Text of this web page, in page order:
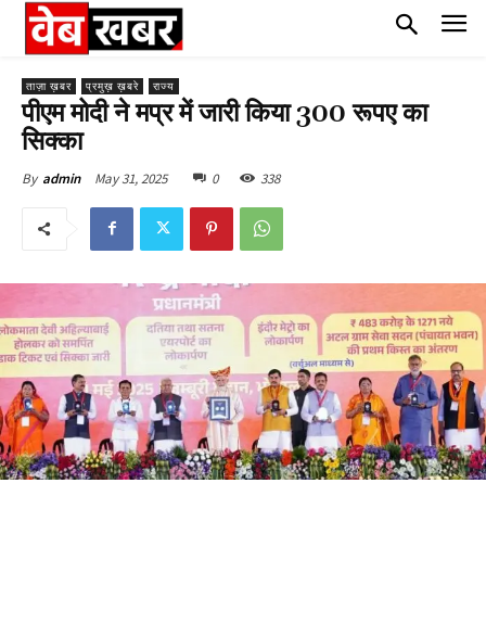
ताज़ा ख़बर प्रमुख़ ख़बरे राज्य
पीएम मोदी ने मप्र में जारी किया 300 रूपए का
सिक्का
By admin May 31, 2025 0 338